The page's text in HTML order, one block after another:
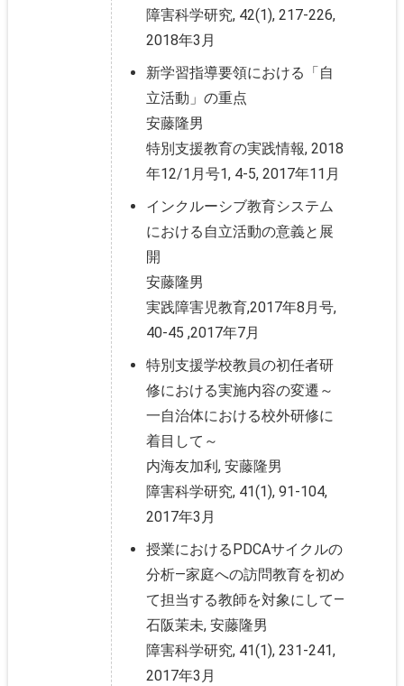
障害科学研究, 42(1), 217-226,
2018年3月
新学習指導要領における「自
立活動」の重点
安藤隆男
特別支援教育の実践情報, 2018
年12/1月号1, 4-5, 2017年11月
インクルーシブ教育システム
における自立活動の意義と展
開
安藤隆男
実践障害児教育,2017年8月号,
40-45 ,2017年7月
特別支援学校教員の初任者研
修における実施内容の変遷～
一自治体における校外研修に
着目して～
内海友加利, 安藤隆男
障害科学研究, 41(1), 91-104,
2017年3月
授業におけるPDCAサイクルの
分析―家庭への訪問教育を初め
て担当する教師を対象にして―
石阪茉未, 安藤隆男
障害科学研究, 41(1), 231-241,
2017年3月